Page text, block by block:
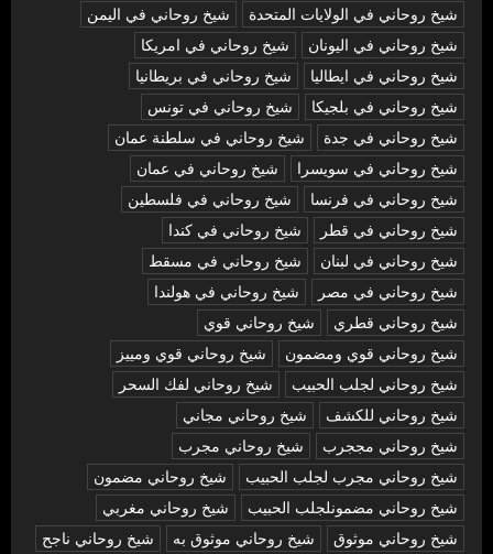
شيخ روحاني في الولايات المتحدة
شيخ روحاني في اليمن
شيخ روحاني في اليونان
شيخ روحاني في امريكا
شيخ روحاني في ايطاليا
شيخ روحاني في بريطانيا
شيخ روحاني في بلجيكا
شيخ روحاني في تونس
شيخ روحاني في جدة
شيخ روحاني في سلطنة عمان
شيخ روحاني في سويسرا
شيخ روحاني في عمان
شيخ روحاني في فرنسا
شيخ روحاني في فلسطين
شيخ روحاني في قطر
شيخ روحاني في كندا
شيخ روحاني في لبنان
شيخ روحاني في مسقط
شيخ روحاني في مصر
شيخ روحاني في هولندا
شيخ روحاني قطري
شيخ روحاني قوي
شيخ روحاني قوي ومضمون
شيخ روحاني قوي ومييز
شيخ روحاني لجلب الحبيب
شيخ روحاني لفك السحر
شيخ روحاني للكشف
شيخ روحاني مجاني
شيخ روحاني مججرب
شيخ روحاني مجرب
شيخ روحاني مجرب لجلب الحبيب
شيخ روحاني مضمون
شيخ روحاني مضمونلجلب الحبيب
شيخ روحاني مغربي
شيخ روحاني موثوق
شيخ روحاني موثوق به شيخ روحاني ناجح